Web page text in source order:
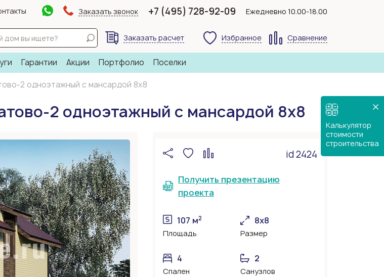
Калькулятор
стоимости
строительства
Заказать звонок +7 (495) 728-92-09 Ежедневно 10.00-18.00
Заказать расчет Избранное Сравнение
Гарантии Акции Портфолио Поселки
2 одноэтажный с мансардой 8х8
2 одноэтажный с мансардой 8х8
id 2424
Получить презентацию
проекта
107 м2
Площадь
8х8
Размер
4
Спален
2
Санузлов